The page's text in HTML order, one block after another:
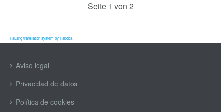
Seite 1 von 2
FaLang translation system by Faboba
Aviso legal
Privacidad de datos
Política de cookies